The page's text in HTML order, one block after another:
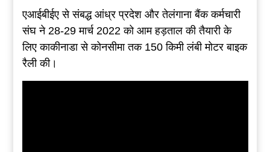
एआईबीईए से संबद्ध आंध्र प्रदेश और तेलंगाना बैंक कर्मचारी
संघ ने 28-29 मार्च 2022 को आम हड़ताल की तैयारी के
लिए काकीनाडा से कोनसीमा तक 150 किमी लंबी मोटर बाइक
रैली की।